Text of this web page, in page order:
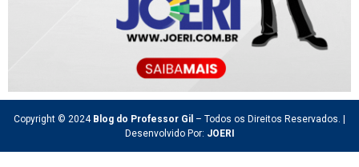
Copyright © 2024 Blog do Professor Gil – Todos os Direitos Reservados. |
Desenvolvido Por: JOERI